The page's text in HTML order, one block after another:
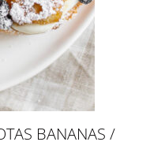
BANANAS /